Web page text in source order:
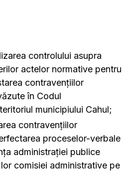
controlului asupra
actelor normative pentru
contravenţiilor
în Codul
municipiului Cahul;
contravenţiilor
proceselor-verbale
administraţiei publice
comisiei administrative pe